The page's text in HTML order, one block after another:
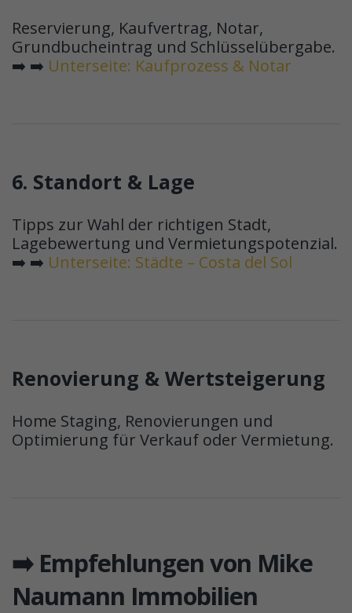
Reservierung, Kaufvertrag, Notar,
Grundbucheintrag und Schlüsselübergabe.
➡️ ➡️ Unterseite: Kaufprozess & Notar
6. Standort & Lage
Tipps zur Wahl der richtigen Stadt,
Lagebewertung und Vermietungspotenzial.
➡️ ➡️ Unterseite: Städte – Costa del Sol
Renovierung & Wertsteigerung
Home Staging, Renovierungen und
Optimierung für Verkauf oder Vermietung.
➡️ Empfehlungen von Mike
Naumann Immobilien